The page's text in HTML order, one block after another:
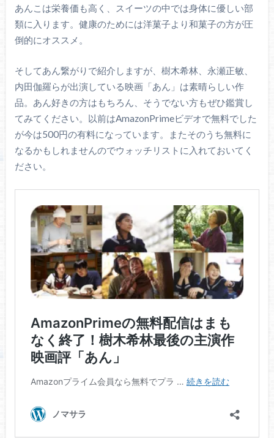
あんこは栄養価も高く、スイーツの中では身体に優しい部
類に入ります。健康のためには洋菓子より和菓子の方が圧
倒的にオススメ。
そしてあん繋がりで紹介しますが、樹木希林、永瀬正敏、
内田伽羅らが出演している映画「あん」は素晴らしい作
品。あん好きの方はもちろん、そうでない方もぜひ鑑賞し
てみてください。以前はAmazonPrimeビデオで無料でした
が今は500円の有料になっています。またそのうち無料に
なるかもしれませんのでウォッチリストに入れておいてく
ださい。